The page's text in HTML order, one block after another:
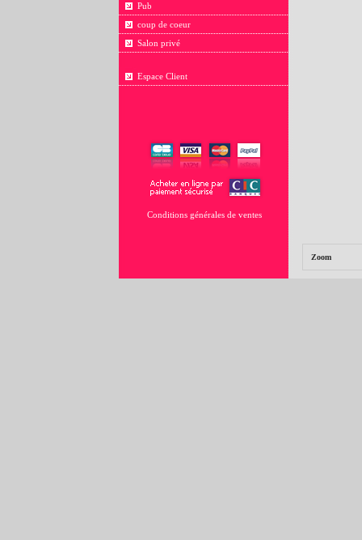
Pub
coup de coeur
Salon privé
Espace Client
Conditions générales de ventes
Zoom